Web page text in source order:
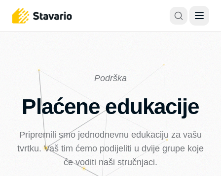
Podrška
Plaćene edukacije
Pripremili smo jednodnevnu edukaciju za vašu
tvrtku. Vaš tim ćemo podijeliti u dvije grupe koje
će voditi naši stručnjaci.